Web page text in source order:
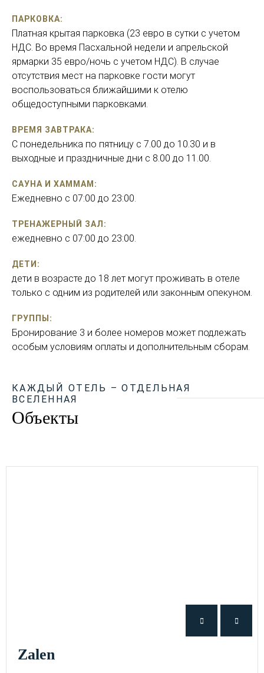
ПАРКОВКА:
Платная крытая парковка (23 евро в сутки с учетом
НДС. Во время Пасхальной недели и апрельской
ярмарки 35 евро/ночь с учетом НДС). В случае
отсутствия мест на парковке гости могут
воспользоваться ближайшими к отелю
общедоступными парковками.
ВРЕМЯ ЗАВТРАКА:
С понедельника по пятницу с 7.00 до 10.30 и в
выходные и праздничные дни с 8.00 до 11.00.
САУНА И ХАММАМ:
Ежедневно с 07:00 до 23:00.
ТРЕНАЖЕРНЫЙ ЗАЛ:
ежедневно с 07:00 до 23:00.
ДЕТИ:
дети в возрасте до 18 лет могут проживать в отеле
только с одним из родителей или законным опекуном.
ГРУППЫ:
Бронирование 3 и более номеров может подлежать
особым условиям оплаты и дополнительным сборам.
КАЖДЫЙ ОТЕЛЬ – ОТДЕЛЬНАЯ
ВСЕЛЕННАЯ
Объекты
Zalen